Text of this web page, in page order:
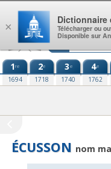
Aller au contenu
1re
1694
2e
1718
3e
1740
4e
1762
ÉCUSSON nom
×
Dictionnaire
Télécharger ou
Disponible sur